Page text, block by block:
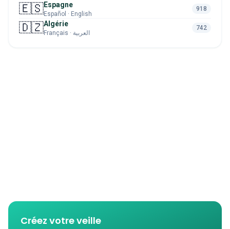
🇪🇸Espagne
Español · English
918
🇩🇿Algérie
Français · العربية
742
Créez votre veille